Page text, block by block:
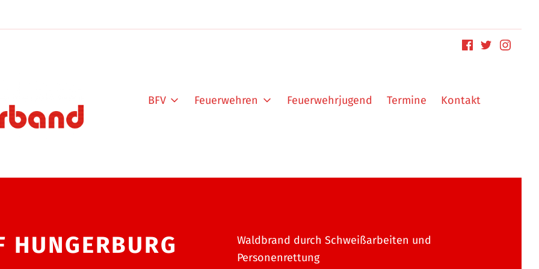
BFV Feuerwehren Feuerwehrjugend Termine Kontakt
HUNGERBURG
Waldbrand durch Schweißarbeiten und
Personenrettung